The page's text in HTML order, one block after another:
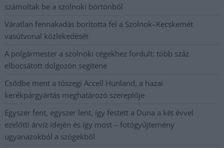
számoltak be a szolnoki börtönből
Váratlan fennakadás borította fel a Szolnok–Kecskemét
vasútvonal közlekedését
A polgármester a szolnoki cégekhez fordult: több száz
elbocsátott dolgozón segítene
Csődbe ment a tószegi Accell Hunland, a hazai
kerékpárgyártás meghatározó szereplője
Egyszer fent, egyszer lent, így festett a Duna a két évvel
ezelőtti árvíz idején és így most – fotógyűjtemény
ugyanazokból a szögekből